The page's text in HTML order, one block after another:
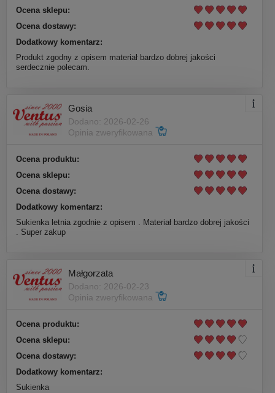
Ocena sklepu:
Ocena dostawy:
Dodatkowy komentarz:
Produkt zgodny z opisem materiał bardzo dobrej jakości
serdecznie polecam.
Gosia
Dodano: 2026-02-26
Opinia zweryfikowana
Ocena produktu:
Ocena sklepu:
Ocena dostawy:
Dodatkowy komentarz:
Sukienka letnia zgodnie z opisem . Materiał bardzo dobrej jakości
. Super zakup
Małgorzata
Dodano: 2026-02-23
Opinia zweryfikowana
Ocena produktu:
Ocena sklepu:
Ocena dostawy:
Dodatkowy komentarz:
Sukienka